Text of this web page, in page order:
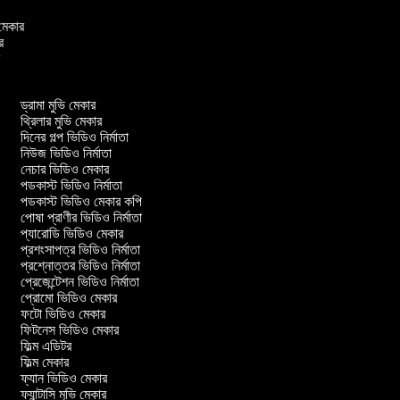
ড্রামা মুভি মেকার
থ্রিলার মুভি মেকার
দিনের গল্প ভিডিও নির্মাতা
নিউজ ভিডিও নির্মাতা
নেচার ভিডিও মেকার
পডকাস্ট ভিডিও নির্মাতা
পডকাস্ট ভিডিও মেকার কপি
পোষা প্রাণীর ভিডিও নির্মাতা
প্যারোডি ভিডিও মেকার
প্রশংসাপত্র ভিডিও নির্মাতা
প্রশ্নোত্তর ভিডিও নির্মাতা
প্রেজেন্টেশন ভিডিও নির্মাতা
প্রোমো ভিডিও মেকার
ফটো ভিডিও মেকার
ফিটনেস ভিডিও মেকার
ফিল্ম এডিটর
ফিল্ম মেকার
ফ্যান ভিডিও মেকার
ফ্যান্টাসি মুভি মেকার